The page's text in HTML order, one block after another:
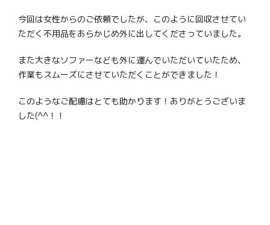
今回は女性からのご依頼でしたが、このように回収させてい
ただく不用品をあらかじめ外に出してくださっていました。
また大きなソファーなども外に運んでいただいていたため、
作業もスムーズにさせていただくことができました！
このようなご配慮はとても助かります！ありがとうございま
した(^^！！